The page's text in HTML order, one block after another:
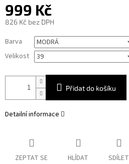
999 Kč
826 Kč bez DPH
cena:
Barva
Velikost
Přidat do košíku
Detailní informace
ZEPTAT SE HLÍDAT SDÍLET